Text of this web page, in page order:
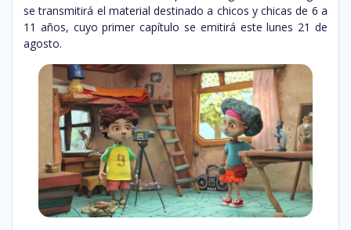
se transmitirá el material destinado a chicos y chicas de 6 a
11 años, cuyo primer capítulo se emitirá este lunes 21 de
agosto.